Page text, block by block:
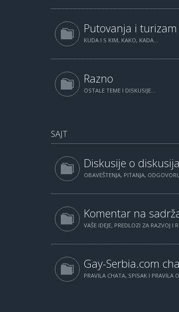
Putovanja i turizam
KUDA I S KIM, KAKO, KADA...
Razno
OSTALE TEME I DISKUSIJE...
SAJT
Diskusije o
OBAVEŠTENJA, PITANJA,
Komentar na
VAŠE IDEJE, PREDLOZI ZA RAZVOJ I
Gay-Serbia.com
PRAVILA CHATA, SPISAK I PRAVILA